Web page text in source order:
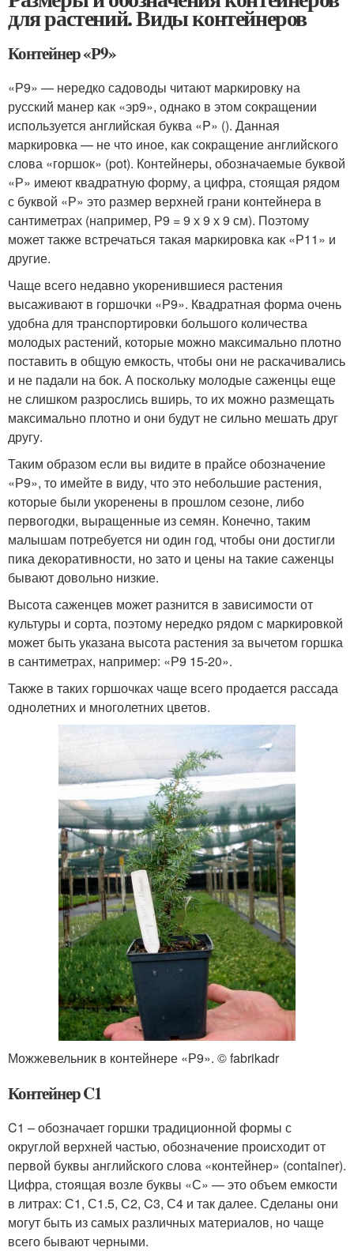
для растений. Виды контейнеров
Контейнер «Р9»
«Р9» — нередко садоводы читают маркировку на
русский манер как «эр9», однако в этом сокращении
используется английская буква «P» (). Данная
маркировка — не что иное, как сокращение английского
слова «горшок» (pot). Контейнеры, обозначаемые буквой
«Р» имеют квадратную форму, а цифра, стоящая рядом
с буквой «Р» это размер верхней грани контейнера в
сантиметрах (например, Р9 = 9 х 9 х 9 см). Поэтому
может также встречаться такая маркировка как «Р11» и
другие.
Чаще всего недавно укоренившиеся растения
высаживают в горшочки «Р9». Квадратная форма очень
удобна для транспортировки большого количества
молодых растений, которые можно максимально плотно
поставить в общую емкость, чтобы они не раскачивались
и не падали на бок. А поскольку молодые саженцы еще
не слишком разрослись вширь, то их можно размещать
максимально плотно и они будут не сильно мешать друг
другу.
Таким образом если вы видите в прайсе обозначение
«Р9», то имейте в виду, что это небольшие растения,
которые были укоренены в прошлом сезоне, либо
первогодки, выращенные из семян. Конечно, таким
малышам потребуется ни один год, чтобы они достигли
пика декоративности, но зато и цены на такие саженцы
бывают довольно низкие.
Высота саженцев может разнится в зависимости от
культуры и сорта, поэтому нередко рядом с маркировкой
может быть указана высота растения за вычетом горшка
в сантиметрах, например: «Р9 15-20».
Также в таких горшочках чаще всего продается рассада
однолетних и многолетних цветов.
Можжевельник в контейнере «Р9». © fabrikadr
Контейнер C1
C1 – обозначает горшки традиционной формы с
округлой верхней частью, обозначение происходит от
первой буквы английского слова «контейнер» (container).
Цифра, стоящая возле буквы «С» — это объем емкости
в литрах: С1, С1.5, С2, C3, С4 и так далее. Сделаны они
могут быть из самых различных материалов, но чаще
всего бывают черными.